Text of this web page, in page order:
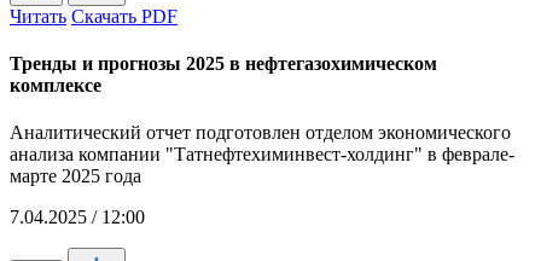
Читать Скачать PDF
Тренды и прогнозы 2025 в нефтегазохимическом
комплексе
Аналитический отчет подготовлен отделом экономического
анализа компании "Татнефтехиминвест-холдинг" в феврале-
марте 2025 года
7.04.2025 / 12:00